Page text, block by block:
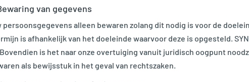
van gegevens
persoonsgegevens alleen bewaren zolang dit nodig is voor de
is afhankelijk van het doeleinde waarvoor deze is opgesteld.
is het naar onze overtuiging vanuit juridisch oogpunt
als bewijsstuk in het geval van rechtszaken.